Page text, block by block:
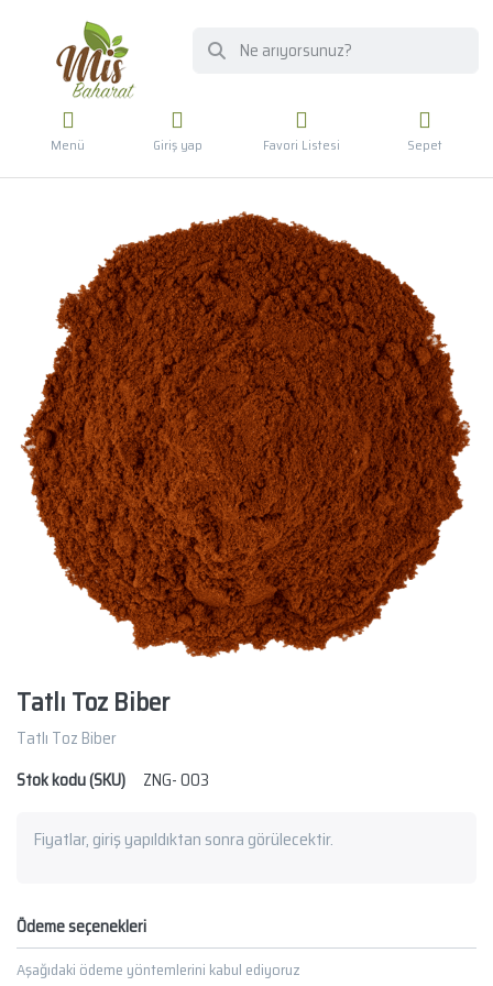
Menü Giriş yap Favori Listesi Sepet
Tatlı Toz Biber
Tatlı Toz Biber
Stok kodu (SKU)
ZNG- 003
Fiyatlar, giriş yapıldıktan sonra görülecektir.
Ödeme seçenekleri
Aşağıdaki ödeme yöntemlerini kabul ediyoruz